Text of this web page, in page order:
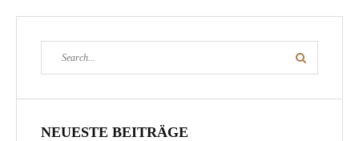
for:
Search
NEUESTE BEITRÄGE